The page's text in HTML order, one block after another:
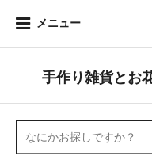
メニュー
手作り雑貨とお